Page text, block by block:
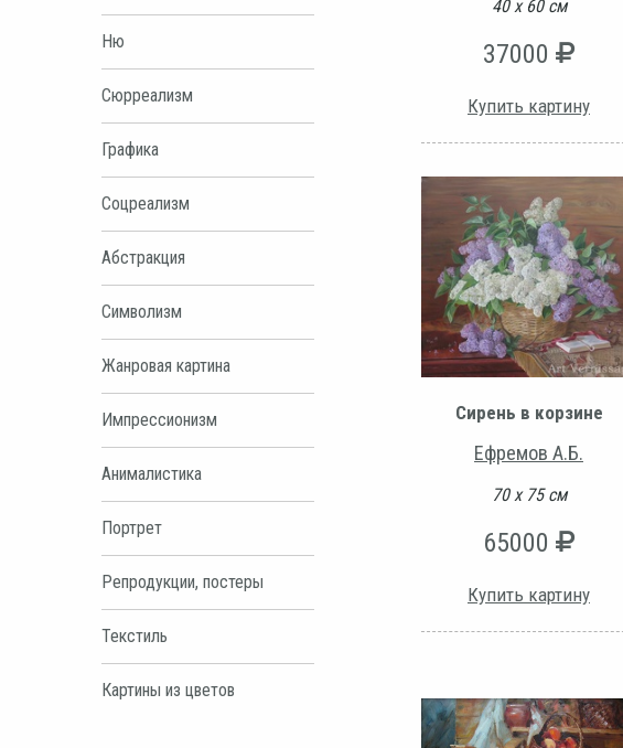
Ню
Сюрреализм
Графика
Соцреализм
Абстракция
Символизм
Жанровая картина
Импрессионизм
Анималистика
Портрет
Репродукции, постеры
Текстиль
Картины из цветов
40 х 60 см
37000
Купить картину
Сирень в корзине
Ефремов А.Б.
70 х 75 см
65000
Купить картину